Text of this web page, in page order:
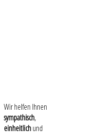
Wir helfen Ihnen
sympathisch,
einheitlichund